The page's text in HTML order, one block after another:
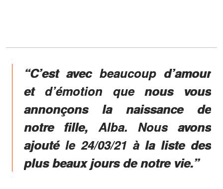
“C’est avec beaucoup d’amour
et d’émotion que nous vous
annonçons la naissance de
notre fille, Alba. Nous avons
ajouté le 24/03/21 à la liste des
plus beaux jours de notre vie.”